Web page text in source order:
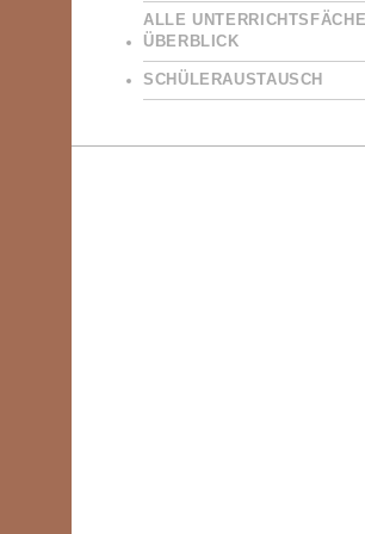
ALLE
ÜBERBLICK
SCHÜLERAUSTAUSCH